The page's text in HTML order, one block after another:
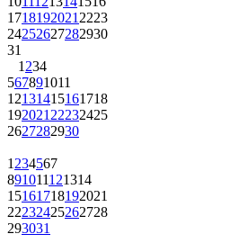
1718192021 2223
24252627282930
31
1 234
567891011
12131415161718
192021 22232425
2627282930
1 234567
891011121314
15161718192021
22232425262728
293031